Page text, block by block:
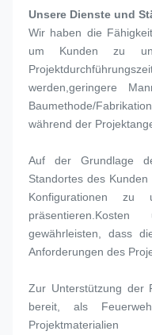
Unsere Dienste und
Wir haben die
um Kunden zu
werden,geringere
Baumethode/
während der
Auf der Grundlage
Standortes des
Konfigurationen zu
gewährleisten, dass
Anforderungen des
Zur Unterstützung der
bereit, als